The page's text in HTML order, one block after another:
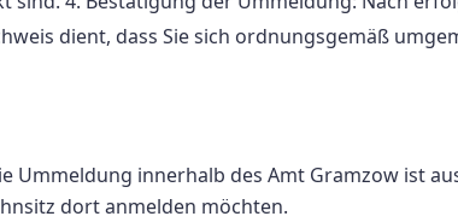
dient, dass Sie sich ordnungsgemäß
Ummeldung innerhalb des Amt Gramzow ist
dort anmelden möchten.